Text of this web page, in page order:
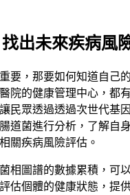
出未來疾病風
要，那要如何知道自己
院的健康管理中心，都
民眾透過透過次世代基
道菌進行分析，了解自
關疾病風險評估。
相圖譜的數據累積，可
估個體的健康狀態，提